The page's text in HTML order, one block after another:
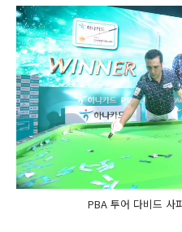
PBA 투어 다비드 사